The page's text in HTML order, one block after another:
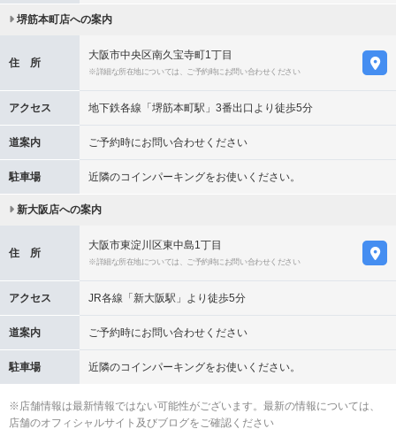
堺筋本町店への案内
住 所
大阪市中央区南久宝寺町1丁目
※詳細な所在地については、ご予約時にお問い合わせください
アクセス 地下鉄各線「堺筋本町駅」3番出口より徒歩5分
道案内 ご予約時にお問い合わせください
駐車場 近隣のコインパーキングをお使いください。
新大阪店への案内
住 所
大阪市東淀川区東中島1丁目
※詳細な所在地については、ご予約時にお問い合わせください
アクセス JR各線「新大阪駅」より徒歩5分
道案内 ご予約時にお問い合わせください
駐車場 近隣のコインパーキングをお使いください。
※店舗情報は最新情報ではない可能性がございます。最新の情報については、
店舗のオフィシャルサイト及びブログをご確認ください